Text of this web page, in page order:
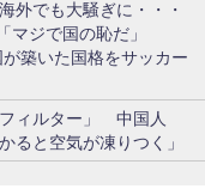
外でも大騒ぎに・・・
ジで国の恥だ」
築いた国格をサッカー
ィルター」 中国人
ると空気が凍りつく」